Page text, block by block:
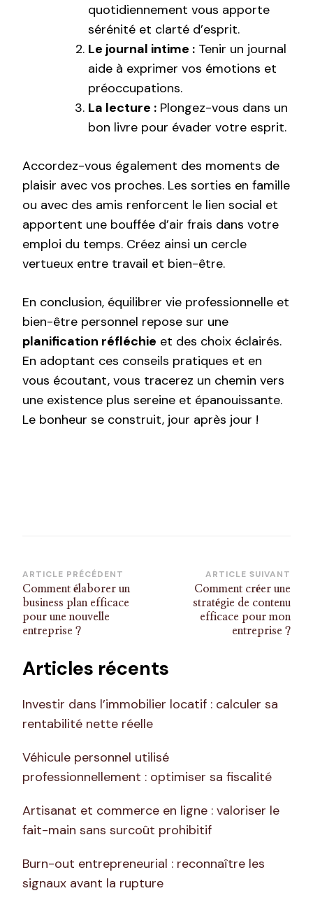
quotidiennement vous apporte
sérénité et clarté d’esprit.
Le journal intime : Tenir un journal
aide à exprimer vos émotions et
préoccupations.
La lecture : Plongez-vous dans un
bon livre pour évader votre esprit.
Accordez-vous également des moments de
plaisir avec vos proches. Les sorties en famille
ou avec des amis renforcent le lien social et
apportent une bouffée d’air frais dans votre
emploi du temps. Créez ainsi un cercle
vertueux entre travail et bien-être.
En conclusion, équilibrer vie professionnelle et
bien-être personnel repose sur une
planification réfléchie et des choix éclairés.
En adoptant ces conseils pratiques et en
vous écoutant, vous tracerez un chemin vers
une existence plus sereine et épanouissante.
Le bonheur se construit, jour après jour !
Navigation
d’article
ARTICLE PRÉCÉDENT
Comment élaborer un
business plan efficace
pour une nouvelle
entreprise ?
ARTICLE SUIVANT
Comment créer une
stratégie de contenu
efficace pour mon
entreprise ?
Articles récents
Investir dans l’immobilier locatif : calculer sa
rentabilité nette réelle
Véhicule personnel utilisé
professionnellement : optimiser sa fiscalité
Artisanat et commerce en ligne : valoriser le
fait-main sans surcoût prohibitif
Burn-out entrepreneurial : reconnaître les
signaux avant la rupture